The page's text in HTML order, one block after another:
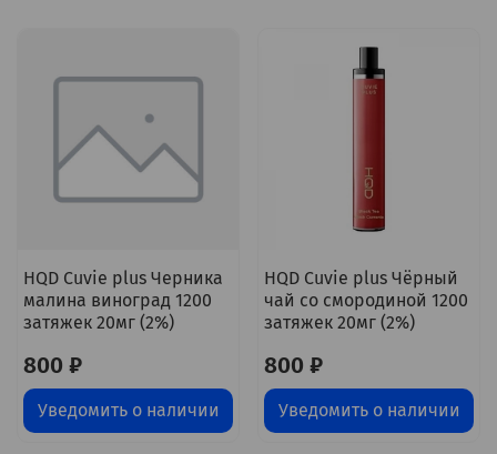
HQD Cuvie plus Черника
малина виноград 1200
затяжек 20мг (2%)
800 ₽
Уведомить о наличии
HQD Cuvie plus Чёрный
чай со смородиной 1200
затяжек 20мг (2%)
800 ₽
Уведомить о наличии